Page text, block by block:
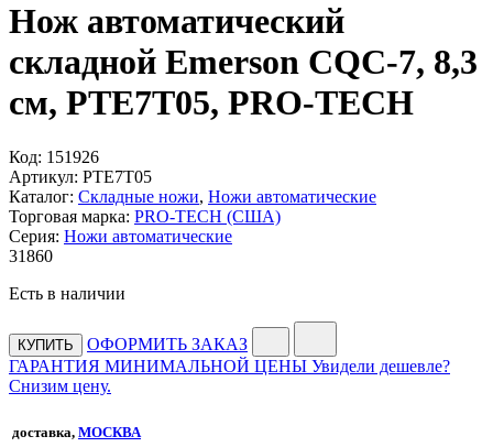
Нож автоматический
складной Emerson CQC-7, 8,3
см, PTE7T05, PRO-TECH
Код: 151926
Артикул: PTE7T05
Каталог: Складные ножи, Ножи автоматические
Торговая марка: PRO-TECH (США)
Серия: Ножи автоматические
31860
Есть в наличии
КУПИТЬ
ОФОРМИТЬ ЗАКАЗ
ГАРАНТИЯ МИНИМАЛЬНОЙ ЦЕНЫ Увидели дешевле?
Снизим цену.
доставка, МОСКВА